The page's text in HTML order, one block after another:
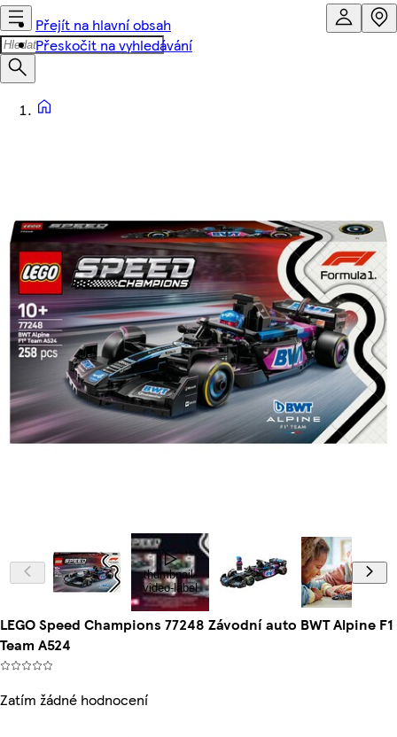
Přejít na hlavní obsah
Přeskočit na vyhledávání
thumbnail-
video-label
LEGO Speed Champions 77248 Závodní auto BWT Alpine F1
Team A524
Zatím žádné hodnocení